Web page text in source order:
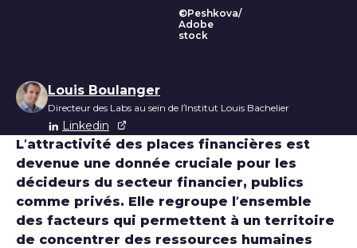
©Peshkova/
Adobe
stock
Liste des auteurs
Louis Boulanger
Directeur des Labs au sein de l’Institut Louis Bachelier
Linkedin
L’attractivité des places financières est
devenue une donnée cruciale pour les
décideurs du secteur financier, publics
comme privés. Elle regroupe l’ensemble
des facteurs qui permettent à un territoire
de concentrer des ressources humaines